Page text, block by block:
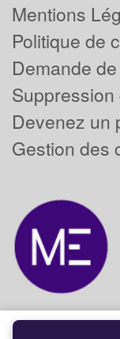
Mentions
Politique de
Demande
Devenez un
Gestion des